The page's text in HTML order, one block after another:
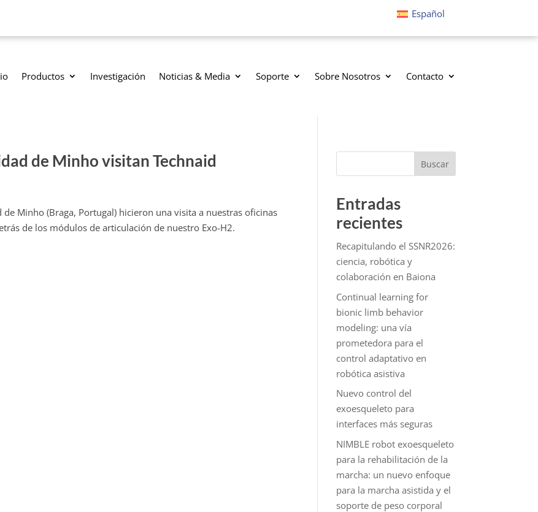
Español
Productos Investigación Noticias & Media Soporte Sobre Nosotros Contacto
de Minho visitan Technaid
Minho (Braga, Portugal) hicieron una visita a nuestras oficinas
de los módulos de articulación de nuestro Exo-H2.
Buscar
Entradas
recientes
Recapitulando el SSNR2026:
ciencia, robótica y
colaboración en Baiona
Continual learning for
bionic limb behavior
modeling: una vía
prometedora para el
control adaptativo en
robótica asistiva
Nuevo control del
exoesqueleto para
interfaces más seguras
NIMBLE robot exoesqueleto
para la rehabilitación de la
marcha: un nuevo enfoque
para la marcha asistida y el
soporte de peso corporal